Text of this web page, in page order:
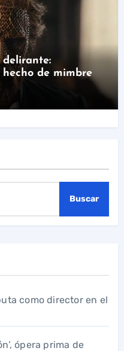
delirante:
de mimbre
Buscar
como director en el
ópera prima de